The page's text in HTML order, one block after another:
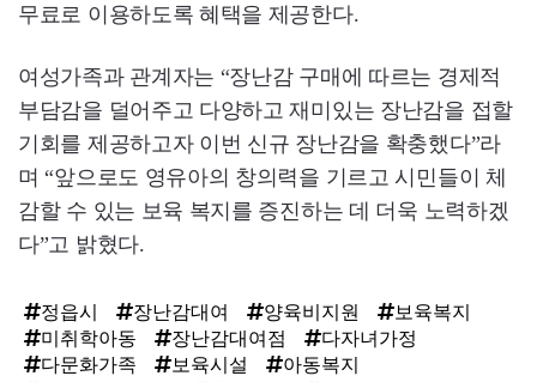
무료로 이용하도록 혜택을 제공한다.
여성가족과 관계자는 “장난감 구매에 따르는 경제적
부담감을 덜어주고 다양하고 재미있는 장난감을 접할
기회를 제공하고자 이번 신규 장난감을 확충했다”라
며 “앞으로도 영유아의 창의력을 기르고 시민들이 체
감할 수 있는 보육 복지를 증진하는 데 더욱 노력하겠
다”고 밝혔다.
정읍시 장난감대여 양육비지원
보육복지
미취학아동
장난감대여점
다자녀가정
다문화가족
보육시설
아동복지